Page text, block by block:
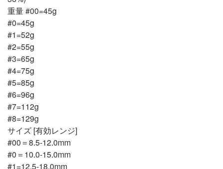
重量 #00=45g
#0=45g
#1=52g
#2=55g
#3=65g
#4=75g
#5=85g
#6=96g
#7=112g
#8=129g
サイズ [有効レンジ]
#00＝8.5-12.0mm
#0＝10.0-15.0mm
#1=12.5-18.0mm